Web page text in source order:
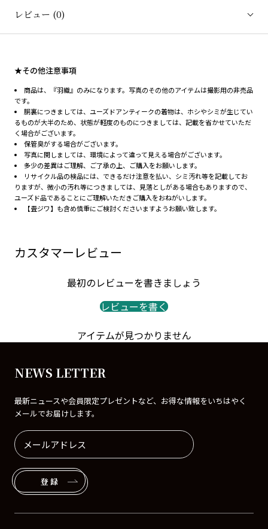
レビュー (0)
★その他注意事項
商品は、『羽織』のみになります。写真のその他のアイテムは撮影用の非売品
です。
胴裏につきましては、ユーズドアンティークの着物は、ホシやシミが生じてい
るものが大半のため、状態が軽度のものにつきましては、記載を省かせていただ
く場合がございます。
保管臭がする場合がございます。
写真に関しましては、環境によって違って見える場合がございます。
多少の差異はご理解、ご了承の上、ご購入をお願いします。
リサイクル品の検品には、できるだけ注意を払い、シミ汚れ等を記載してお
りますが、微小の汚れ等につきましては、見落としがある場合もありますので、
ユーズド品であることにご理解いただきご購入をおねがいします。
【畳ジワ】も含め慎重にご検討くださいますようお願い致します。
カスタマーレビュー
最初のレビューを書きましょう
レビューを書く
アイテムが見つかりません
NEWS LETTER
最新ニュースや会員限定プレゼントなど、お得な情報をいちはやく
メールでお届けします。
登録